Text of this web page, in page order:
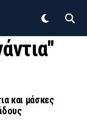
και μάσκες